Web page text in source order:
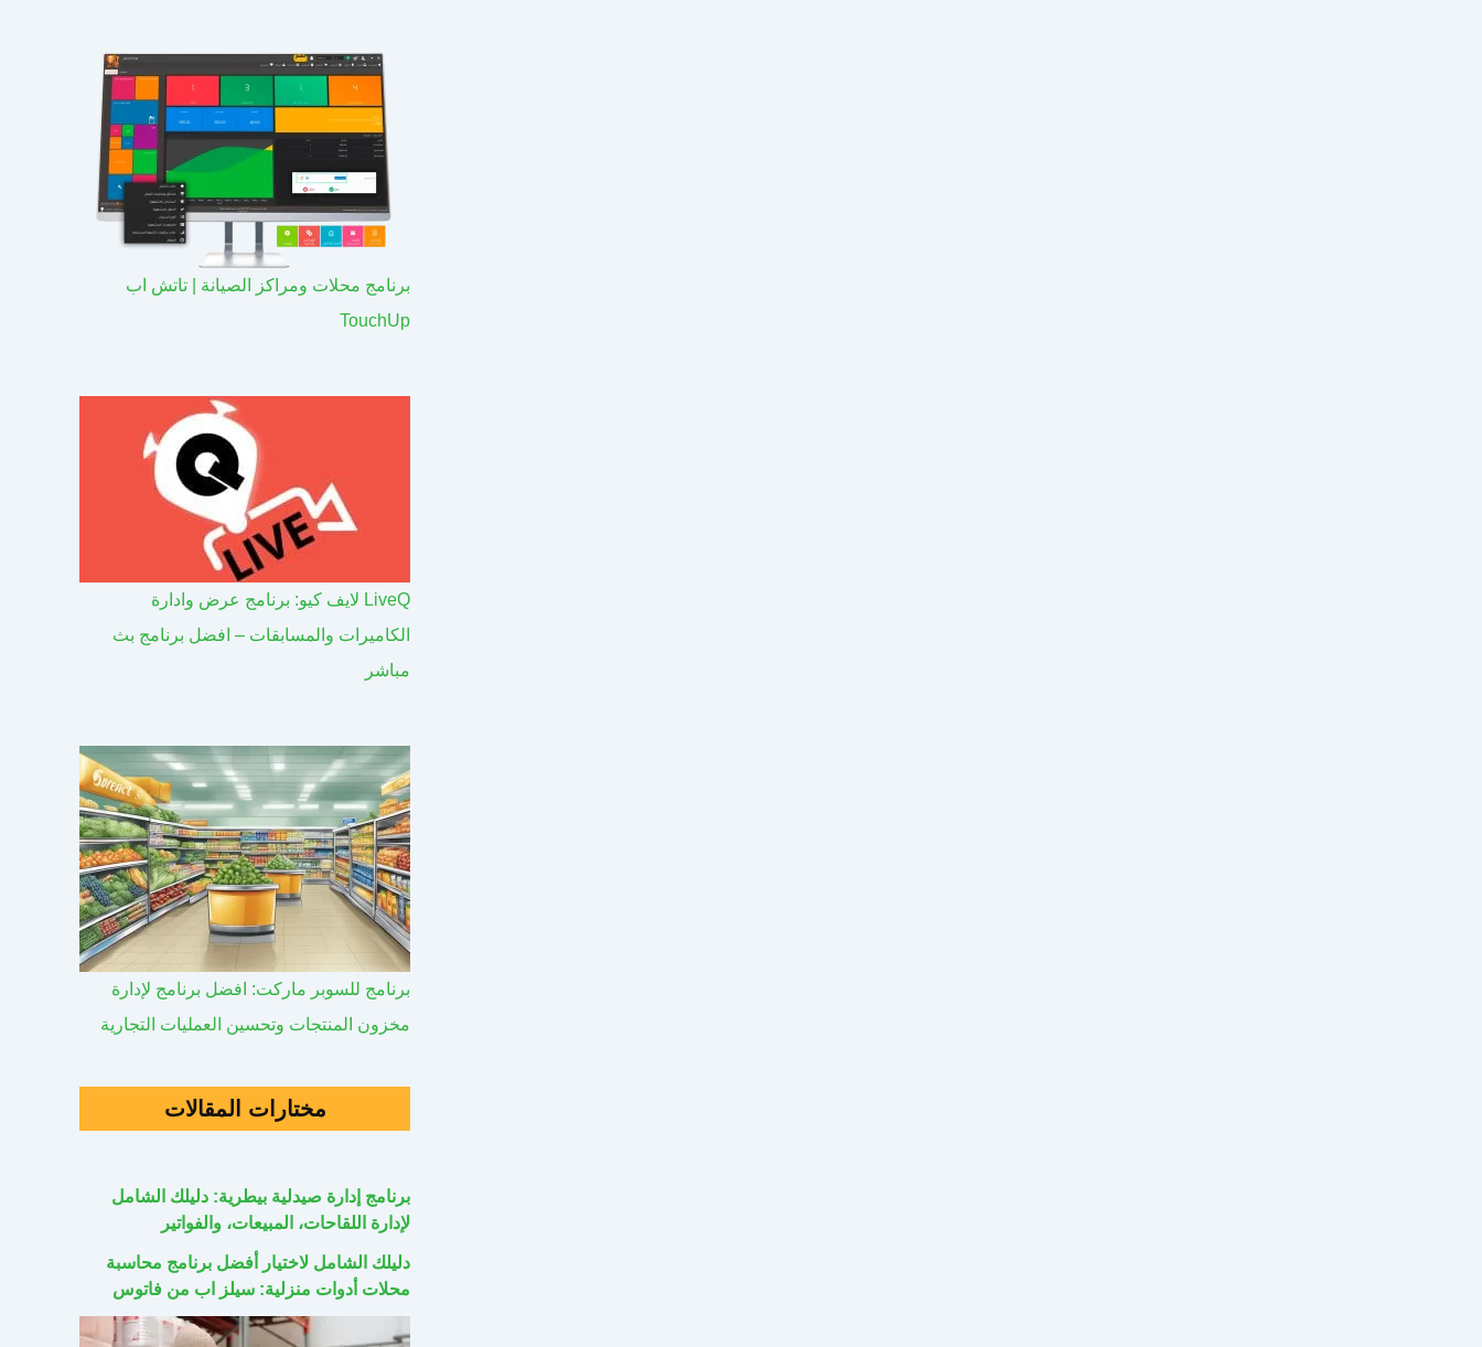
برنامج محلات ومراكز الصيانة | تاتش اب
TouchUp
LiveQ لايف كيو: برنامج عرض وادارة
الكاميرات والمسابقات – افضل برنامج بث
مباشر
برنامج للسوبر ماركت: افضل برنامج لإدارة
مخزون المنتجات وتحسين العمليات التجارية
مختارات المقالات
برنامج إدارة صيدلية بيطرية: دليلك الشامل
لإدارة اللقاحات، المبيعات، والفواتير
دليلك الشامل لاختيار أفضل برنامج محاسبة
محلات أدوات منزلية: سيلز اب من فاتوس